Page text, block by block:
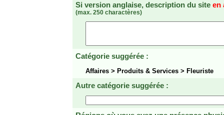
Si version anglaise, description du site en
(max. 250 charactères)
Catégorie suggérée :
Affaires > Produits & Services > Fleuriste
Autre catégorie suggérée :